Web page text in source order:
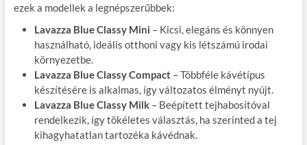
ezek a modellek a legnépszerűbbek:
Lavazza Blue Classy Mini – Kicsi, elegáns és könnyen
használható, ideális otthoni vagy kis létszámú irodai
környezetbe.
Lavazza Blue Classy Compact– Többféle kávétípus
készítésére is alkalmas, így változatos élményt nyújt.
Lavazza Blue Classy Milk– Beépített tejhabosítóval
rendelkezik, így tökéletes választás, ha szerinted a tej
kihagyhatatlan tartozéka kávédnak.